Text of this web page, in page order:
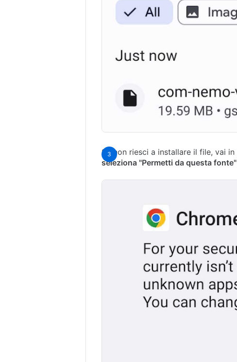
Se non riesci a installare il file, vai in
seleziona "Permetti da questa fonte"